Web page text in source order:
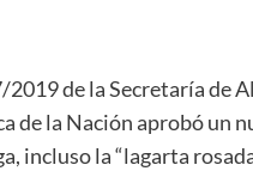
2019 de la Secretaría de
de la Nación aprobó un
incluso la “lagarta